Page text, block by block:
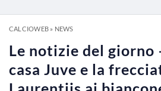
CALCIOWEB» NEWS
Le notizie del
casa Juve e la